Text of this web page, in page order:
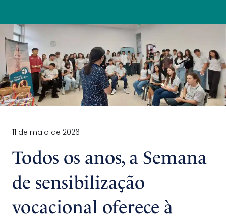
11 de maio de 2026
Todos os anos, a Semana
de sensibilização
vocacional oferece à